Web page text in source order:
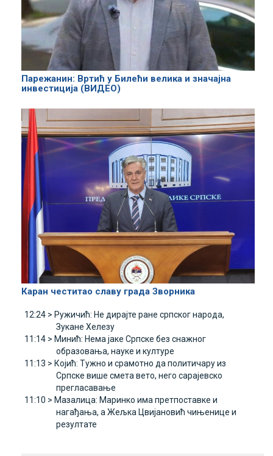
Парежанин: Вртић у Билећи велика и значајна
инвестиција (ВИДЕО)
Каран честитао славу града Зворника
12:24 > Ружичић: Не дирајте ране српског народа,
Зукане Хелезу
11:14 > Минић: Нема јаке Српске без снажног
образовања, науке и културе
11:13 > Којић: Тужно и срамотно да политичару из
Српске више смета вето, него сарајевско
прегласавање
11:10 > Мазалица: Маринко има претпоставке и
нагађања, а Жељка Цвијановић чињенице и
резултате